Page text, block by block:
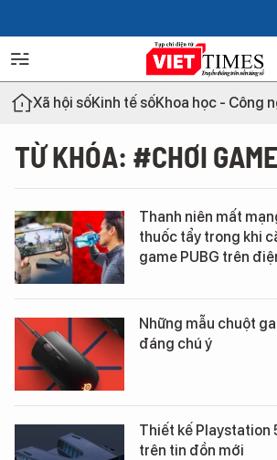
Xã hội sốKinh tế sốKhoa học - Công
TỪ KHÓA: #CHƠI GAME
Thanh niên mất
thuốc tẩy trong khi
game PUBG trên
Những mẫu chuột
đáng chú ý
Thiết kế Playstation
trên tin đồn mới